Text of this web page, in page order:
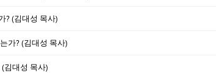
? (김대성 목사)
가? (김대성 목사)
김대성 목사)